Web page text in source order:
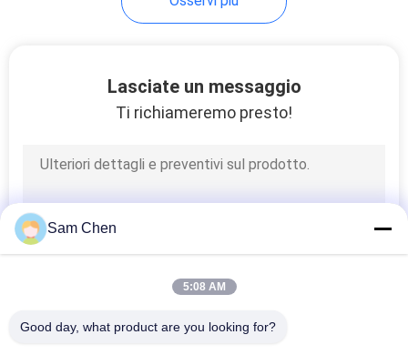
Fermaglio di USB
fermaglio rj45
Lasciate un messaggio
Ti richiameremo presto!
Sam Chen
5:08 AM
Good day, what product are you looking for?